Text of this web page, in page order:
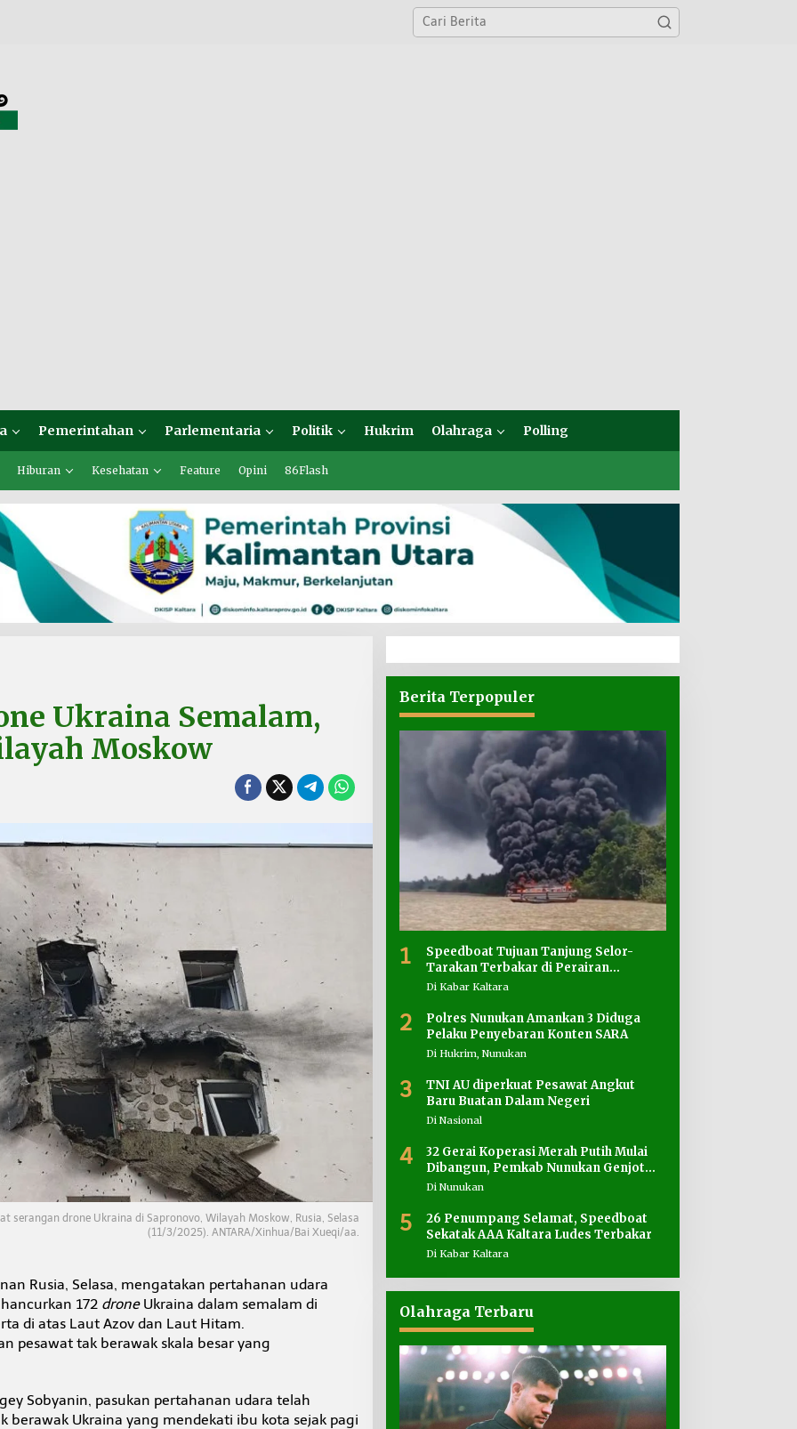
Pemerintahan Parlementaria Politik Hukrim Olahraga Polling
Hiburan Kesehatan Feature Opini 86Flash
Ukraina Semalam,
Moskow
drone Ukraina di Sapronovo, Wilayah Moskow, Rusia, Selasa
(11/3/2025). ANTARA/Xinhua/Bai Xueqi/aa.
Rusia, Selasa, mengatakan pertahanan udara
172 droneUkraina dalam semalam di
di atas Laut Azov dan Laut Hitam.
pesawat tak berawak skala besar yang
Sobyanin, pasukan pertahanan udara telah
berawak Ukraina yang mendekati ibu kota sejak pagi
Berita Terpopuler
1
Speedboat Tujuan Tanjung Selor-
Tarakan Terbakar di Perairan
Salimbatu
Di Kabar Kaltara
2
Polres Nunukan Amankan 3 Diduga
Pelaku Penyebaran Konten SARA
Di Hukrim, Nunukan
3
TNI AU diperkuat Pesawat Angkut
Baru Buatan Dalam Negeri
Di Nasional
4
32 Gerai Koperasi Merah Putih Mulai
Dibangun, Pemkab Nunukan Genjot
Penyediaan Lahan
Di Nunukan
5
26 Penumpang Selamat, Speedboat
Sekatak AAA Kaltara Ludes Terbakar
Di Kabar Kaltara
Olahraga Terbaru